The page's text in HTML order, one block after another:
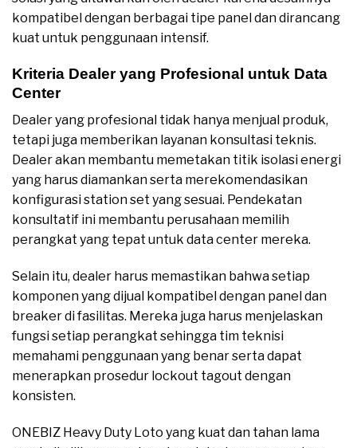
kompatibel dengan berbagai tipe panel dan dirancang
kuat untuk penggunaan intensif.
Kriteria Dealer yang Profesional untuk Data
Center
Dealer yang profesional tidak hanya menjual produk,
tetapi juga memberikan layanan konsultasi teknis.
Dealer akan membantu memetakan titik isolasi energi
yang harus diamankan serta merekomendasikan
konfigurasi station set yang sesuai. Pendekatan
konsultatif ini membantu perusahaan memilih
perangkat yang tepat untuk data center mereka.
Selain itu, dealer harus memastikan bahwa setiap
komponen yang dijual kompatibel dengan panel dan
breaker di fasilitas. Mereka juga harus menjelaskan
fungsi setiap perangkat sehingga tim teknisi
memahami penggunaan yang benar serta dapat
menerapkan prosedur lockout tagout dengan
konsisten.
ONEBIZ Heavy Duty Loto yang kuat dan tahan lama